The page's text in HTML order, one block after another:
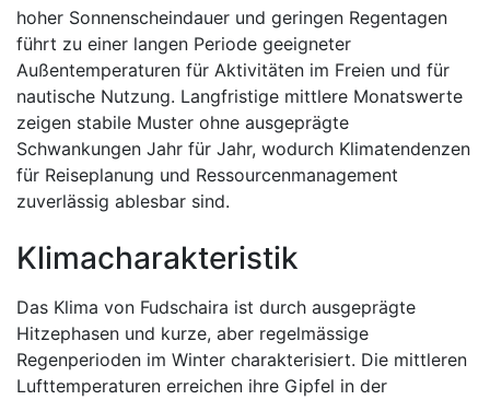
hoher Sonnenscheindauer und geringen Regentagen
führt zu einer langen Periode geeigneter
Außentemperaturen für Aktivitäten im Freien und für
nautische Nutzung. Langfristige mittlere Monatswerte
zeigen stabile Muster ohne ausgeprägte
Schwankungen Jahr für Jahr, wodurch Klimatendenzen
für Reiseplanung und Ressourcenmanagement
zuverlässig ablesbar sind.
Klimacharakteristik
Das Klima von Fudschaira ist durch ausgeprägte
Hitzephasen und kurze, aber regelmässige
Regenperioden im Winter charakterisiert. Die mittleren
Lufttemperaturen erreichen ihre Gipfel in der